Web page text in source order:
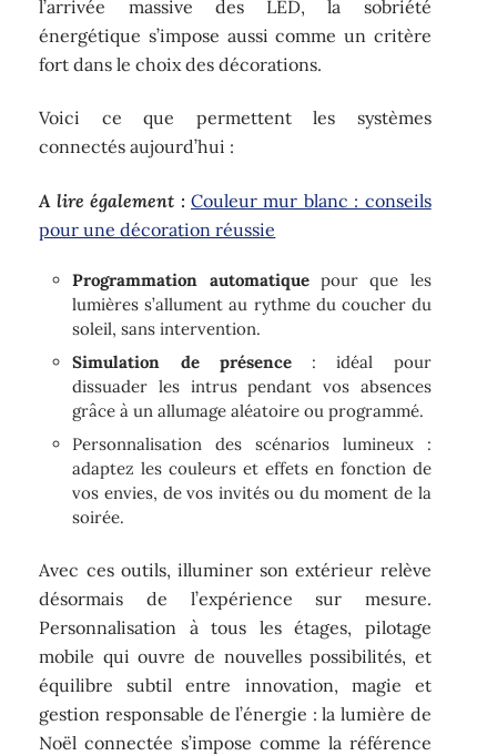
l’arrivée massive des LED, la sobriété
énergétique s’impose aussi comme un critère
fort dans le choix des décorations.
Voici ce que permettent les systèmes
connectés aujourd’hui :
A lire également : Couleur mur blanc : conseils
pour une décoration réussie
Programmation automatiquepour que les
lumières s’allument au rythme du coucher du
soleil, sans intervention.
Simulation de présence: idéal pour
dissuader les intrus pendant vos absences
grâce à un allumage aléatoire ou programmé.
Personnalisation des scénarios lumineux :
adaptez les couleurs et effets en fonction de
vos envies, de vos invités ou du moment de la
soirée.
Avec ces outils, illuminer son extérieur relève
désormais de l’expérience sur mesure.
Personnalisation à tous les étages, pilotage
mobile qui ouvre de nouvelles possibilités, et
équilibre subtil entre innovation, magie et
gestion responsable de l’énergie : la lumière de
Noël connectée s’impose comme la référence